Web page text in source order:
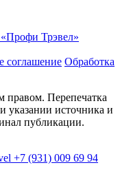
Трэвeл»
соглашение Обработка
правом. Перепечатка
указании источника и
публикации.
+7 (931) 009 69 94